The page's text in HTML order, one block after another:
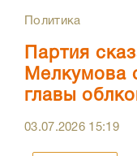
Политика
Партия
Мелкумова
главы
03.07.2026 15:19